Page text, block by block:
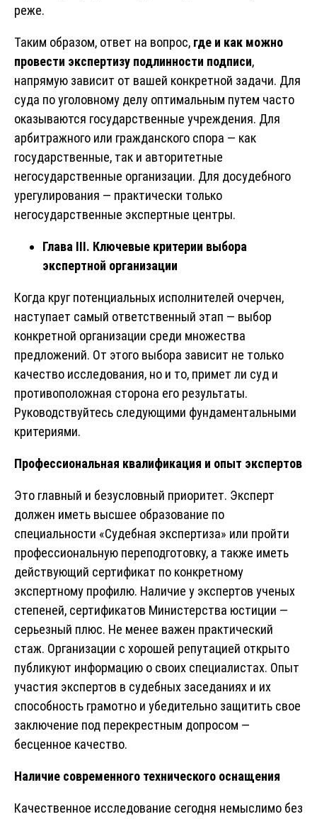
реже.
Таким образом, ответ на вопрос, где и как можно
провести экспертизу подлинности подписи,
напрямую зависит от вашей конкретной задачи. Для
суда по уголовному делу оптимальным путем часто
оказываются государственные учреждения. Для
арбитражного или гражданского спора — как
государственные, так и авторитетные
негосударственные организации. Для досудебного
урегулирования — практически только
негосударственные экспертные центры.
Глава III. Ключевые критерии выбора
экспертной организации
Когда круг потенциальных исполнителей очерчен,
наступает самый ответственный этап — выбор
конкретной организации среди множества
предложений. От этого выбора зависит не только
качество исследования, но и то, примет ли суд и
противоположная сторона его результаты.
Руководствуйтесь следующими фундаментальными
критериями.
Профессиональная квалификация и опыт экспертов
Это главный и безусловный приоритет. Эксперт
должен иметь высшее образование по
специальности «Судебная экспертиза» или пройти
профессиональную переподготовку, а также иметь
действующий сертификат по конкретному
экспертному профилю. Наличие у экспертов ученых
степеней, сертификатов Министерства юстиции —
серьезный плюс. Не менее важен практический
стаж. Организации с хорошей репутацией открыто
публикуют информацию о своих специалистах. Опыт
участия экспертов в судебных заседаниях и их
способность грамотно и убедительно защитить свое
заключение под перекрестным допросом —
бесценное качество.
Наличие современного технического оснащения
Качественное исследование сегодня немыслимо без